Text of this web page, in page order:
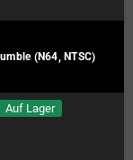
(N64, NTSC)
Auf Lager